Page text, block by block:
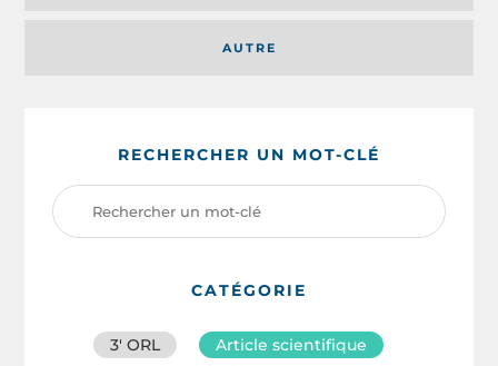
AUTRE
RECHERCHER UN MOT-CLÉ
CATÉGORIE
3′ ORL
Article scientifique